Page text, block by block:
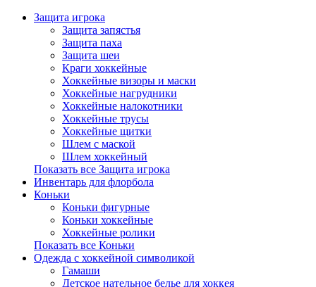
Защита игрока
Защита запястья
Защита паха
Защита шеи
Краги хоккейные
Хоккейные визоры и маски
Хоккейные нагрудники
Хоккейные налокотники
Хоккейные трусы
Хоккейные щитки
Шлем с маской
Шлем хоккейный
Показать все Защита игрока
Инвентарь для флорбола
Коньки
Коньки фигурные
Коньки хоккейные
Хоккейные ролики
Показать все Коньки
Одежда с хоккейной символикой
Гамаши
Детское нательное белье для хоккея